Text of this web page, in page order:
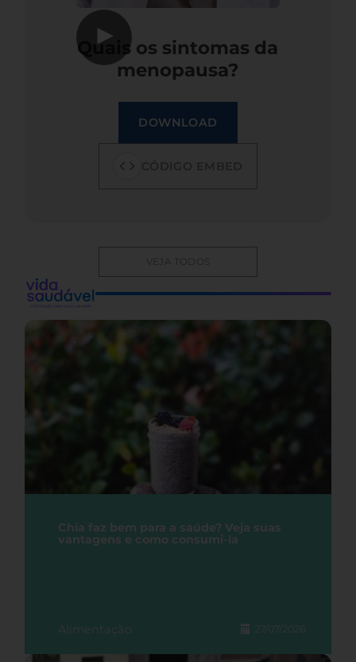
▶
Quais os sintomas da
menopausa?
DOWNLOAD
VEJA TODOS
Chia faz bem para a saúde? Veja suas
vantagens e como consumi-la
Alimentação 27/07/2026